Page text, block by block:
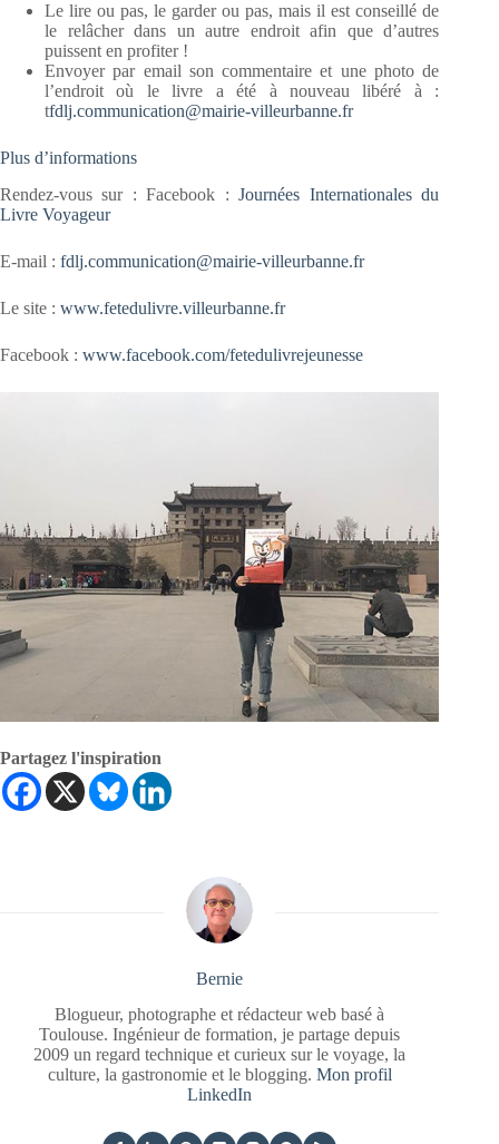
Le lire ou pas, le garder ou pas, mais il est conseillé de
le relâcher dans un autre endroit afin que d’autres
puissent en profiter !
Envoyer par email son commentaire et une photo de
l’endroit où le livre a été à nouveau libéré à :
tfdlj.communication@mairie-villeurbanne.fr
Plus d’informations
Rendez-vous sur : Facebook :Journées Internationales du
Livre Voyageur
E-mail : fdlj.communication@mairie-villeurbanne.fr
Le site : www.fetedulivre.villeurbanne.fr
Facebook : www.facebook.com/fetedulivrejeunesse
Partagez l'inspiration
Bernie
Blogueur, photographe et rédacteur web basé à
Toulouse. Ingénieur de formation, je partage depuis
2009 un regard technique et curieux sur le voyage, la
culture, la gastronomie et le blogging. Mon profil
LinkedIn